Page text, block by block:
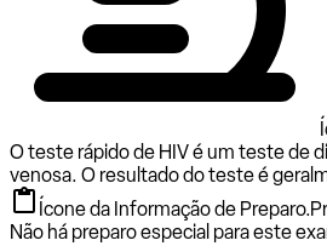
O teste rápido de HIV é um teste de
venosa. O resultado do teste é
Ícone da Informação de Preparo.
Não há preparo especial para este